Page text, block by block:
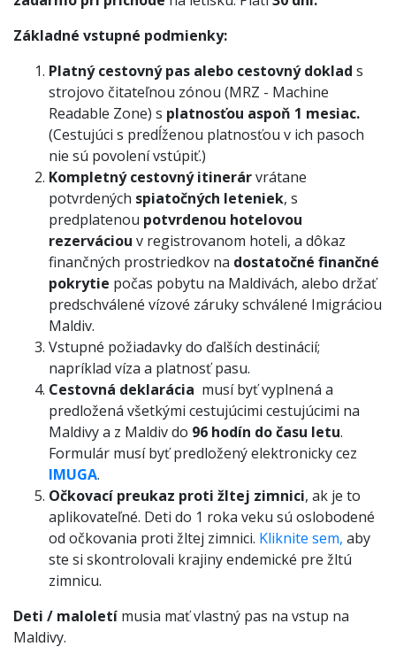
Základné vstupné podmienky:
Platný cestovný pas alebo cestovný doklad s
strojovo čitateľnou zónou (MRZ - Machine
Readable Zone) s platnosťou aspoň 1 mesiac.
(Cestujúci s predĺženou platnosťou v ich pasoch
nie sú povolení vstúpiť.)
Kompletný cestovný itinerárvrátane
potvrdených spiatočných leteniek, s
predplatenou potvrdenou hotelovou
rezerváciou v registrovanom hoteli, a dôkaz
finančných prostriedkov na dostatočné finančné
pokrytie počas pobytu na Maldivách, alebo držať
predschválené vízové záruky schválené Imigráciou
Maldiv.
Vstupné požiadavky do ďalších destinácií;
napríklad víza a platnosť pasu.
Cestovná deklarácia musí byť vyplnená a
predložená všetkými cestujúcimi cestujúcimi na
Maldivy a z Maldiv do 96 hodín do času letu.
Formulár musí byť predložený elektronicky cez
IMUGA.
Očkovací preukaz proti žltej zimnici, ak je to
aplikovateľné. Deti do 1 roka veku sú oslobodené
od očkovania proti žltej zimnici. Kliknite sem, aby
ste si skontrolovali krajiny endemické pre žltú
zimnicu.
Deti / maloletí musia mať vlastný pas na vstup na
Maldivy.